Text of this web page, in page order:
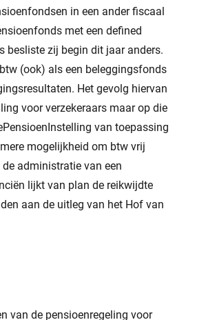
in een ander fiscaal
met een defined
besliste zij begin dit jaar anders.
(ook) als een beleggingsfonds
Het gevolg hiervan
voor verzekeraars maar op die
van toepassing
mogelijkheid om btw vrij
administratie van een
lijkt van plan de reikwijdte
aan de uitleg van het Hof van
van de pensioenregeling voor